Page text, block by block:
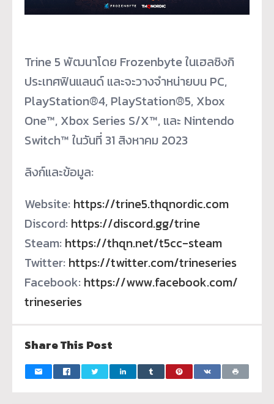
Trine 5 พัฒนาโดย Frozenbyte ในเฮลซิงกิ
ประเทศฟินแลนด์ และจะวางจำหน่ายบน PC,
PlayStation®4, PlayStation®5, Xbox
One™, Xbox Series S/X™, และ Nintendo
Switch™ ในวันที่ 31 สิงหาคม 2023
ลิงก์และข้อมูล:
Website: https://trine5.thqnordic.com
Discord: https://discord.gg/trine
Steam: https://thqn.net/t5cc-steam
Twitter: https://twitter.com/trineseries
Facebook: https://www.facebook.com/
trineseries
Share This Post